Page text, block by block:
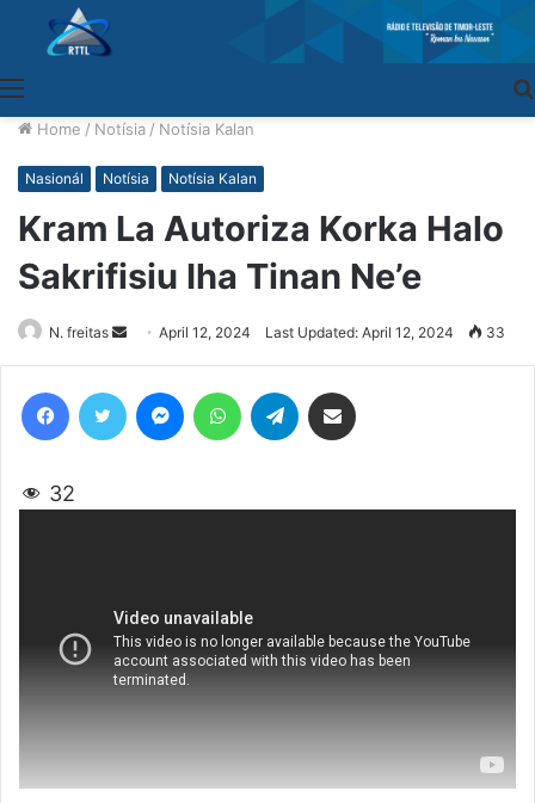
Home / Notísia / Notísia Kalan
Nasionál Notísia Notísia Kalan
Kram La Autoriza Korka Halo
Sakrifisiu Iha Tinan Ne’e
N. freitas
Send
an
email
April 12, 2024 Last Updated: April 12, 2024 33
32